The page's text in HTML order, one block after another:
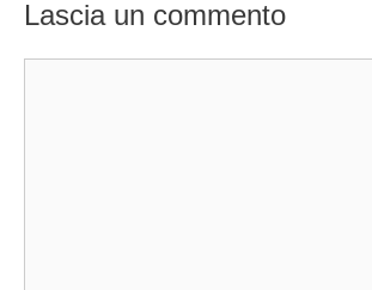
Lascia un commento